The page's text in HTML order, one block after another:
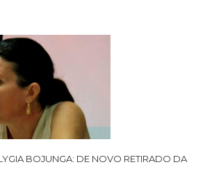
BOJUNGA: DE NOVO RETIRADO DA